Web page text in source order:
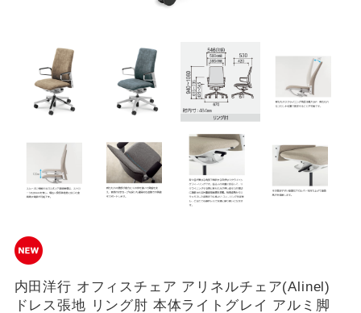
内田洋行 オフィスチェア アリネルチェア(Alinel)
ドレス張地 リング肘 本体ライトグレイ アルミ脚